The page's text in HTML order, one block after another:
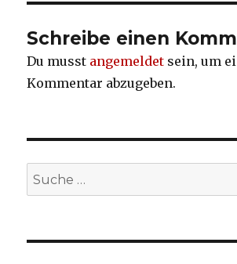
Schreibe einen
Du musst angemeldet sein, um
Kommentar abzugeben.
Suche
nach: